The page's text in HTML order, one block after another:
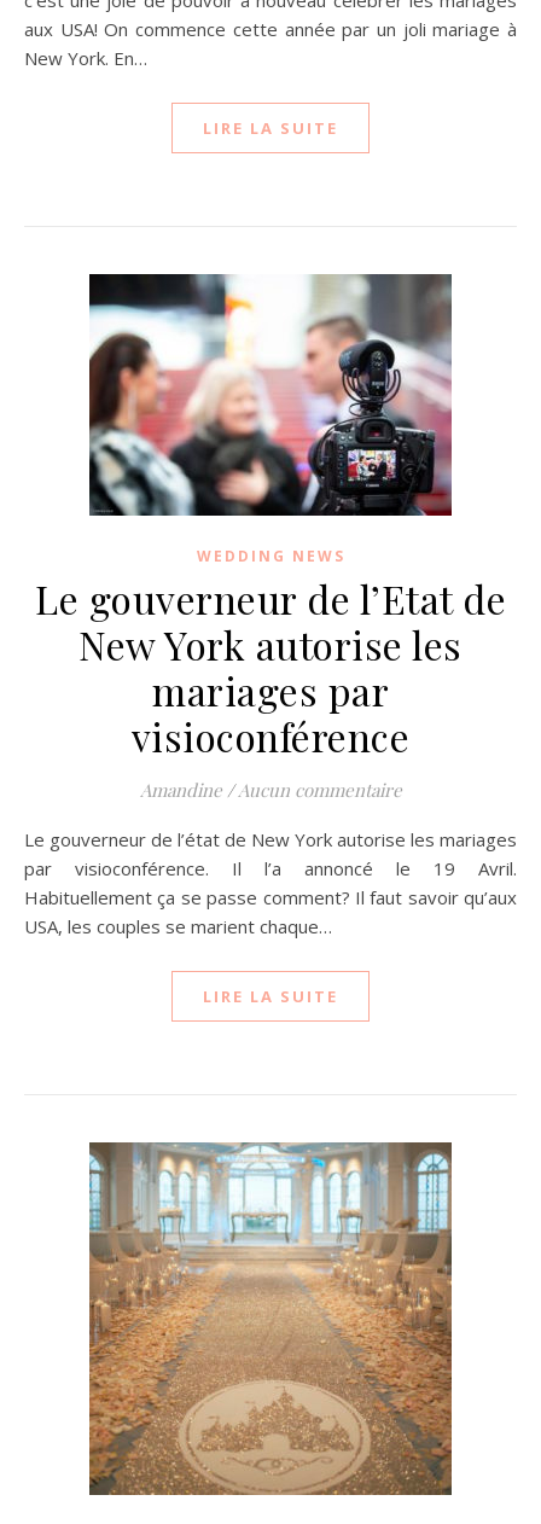
aux USA! On commence cette année par un joli mariage à
New York. En…
LIRE LA SUITE
WEDDING NEWS
Le gouverneur de l’Etat de
New York autorise les
mariages par
visioconférence
Amandine /Aucun commentaire
Le gouverneur de l’état de New York autorise les mariages
par visioconférence. Il l’a annoncé le 19 Avril.
Habituellement ça se passe comment? Il faut savoir qu’aux
USA, les couples se marient chaque…
LIRE LA SUITE